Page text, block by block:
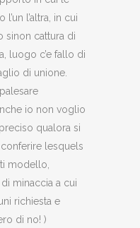
l’altra, in cui
sinon cattura di
luogo c’e fallo di
di unione.
io non voglio
qualora si
lesquels
modello,
minaccia a cui
richiesta e
di no! )